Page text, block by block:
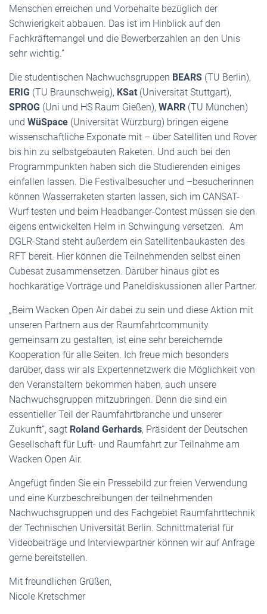
Menschen erreichen und Vorbehalte bezüglich der
Schwierigkeit abbauen. Das ist im Hinblick auf den
Fachkräftemangel und die Bewerberzahlen an den Unis
sehr wichtig.“
Die studentischen Nachwuchsgruppen BEARS (TU Berlin),
ERIG (TU Braunschweig), KSat (Universität Stuttgart),
SPROG (Uni und HS Raum Gießen), WARR (TU München)
und WüSpace (Universität Würzburg) bringen eigene
wissenschaftliche Exponate mit – über Satelliten und Rover
bis hin zu selbstgebauten Raketen. Und auch bei den
Programmpunkten haben sich die Studierenden einiges
einfallen lassen. Die Festivalbesucher und –besucherinnen
können Wasserraketen starten lassen, sich im CANSAT-
Wurf testen und beim Headbanger-Contest müssen sie den
eigens entwickelten Helm in Schwingung versetzen. Am
DGLR-Stand steht außerdem ein Satellitenbaukasten des
RFT bereit. Hier können die Teilnehmenden selbst einen
Cubesat zusammensetzen. Darüber hinaus gibt es
hochkarätige Vorträge und Paneldiskussionen aller Partner.
„Beim Wacken Open Air dabei zu sein und diese Aktion mit
unseren Partnern aus der Raumfahrtcommunity
gemeinsam zu gestalten, ist eine sehr bereichernde
Kooperation für alle Seiten. Ich freue mich besonders
darüber, dass wir als Expertennetzwerk die Möglichkeit von
den Veranstaltern bekommen haben, auch unsere
Nachwuchsgruppen mitzubringen. Denn die sind ein
essentieller Teil der Raumfahrtbranche und unserer
Zukunft“, sagt Roland Gerhards, Präsident der Deutschen
Gesellschaft für Luft- und Raumfahrt zur Teilnahme am
Wacken Open Air.
Angefügt finden Sie ein Pressebild zur freien Verwendung
und eine Kurzbeschreibungen der teilnehmenden
Nachwuchsgruppen und des Fachgebiet Raumfahrttechnik
der Technischen Universität Berlin. Schnittmaterial für
Videobeiträge und Interviewpartner können wir auf Anfrage
gerne bereitstellen.
Mit freundlichen Grüßen,
Nicole Kretschmer